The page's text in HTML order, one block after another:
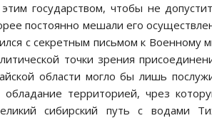
этим государством, чтобы не
постоянно мешали его
с секретным письмом к Военному
точки зрения
области могло бы лишь
обладание территорией, чрез
сибирский путь с водами